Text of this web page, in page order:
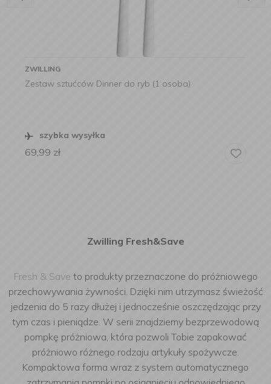
ZWILLING
Zestaw sztućców Dinner do ryb (1 osoba)
szybka wysyłka
69,99 zł
Zwilling Fresh&Save
Fresh & Save to produkty przeznaczone do próżniowego
przechowywania żywności. Dzięki nim utrzymasz świeżość
jedzenia do 5 razy dłużej i jednocześnie oszczędzając przy
tym czas i pieniądze. W serii znajdziemy bezprzewodową
pompkę próżniowa, która pozwoli Tobie zapakować
próżniowo różnego rodzaju artykuły spożywcze.
Kompaktowa forma wraz z system automatycznego